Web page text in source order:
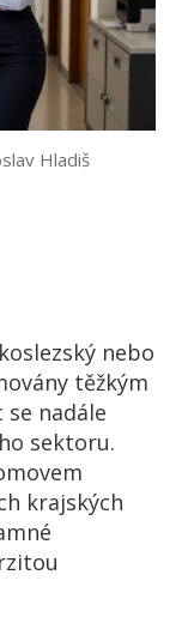
Hladiš
nebo
těžkým
nadále
sektoru.
krajských